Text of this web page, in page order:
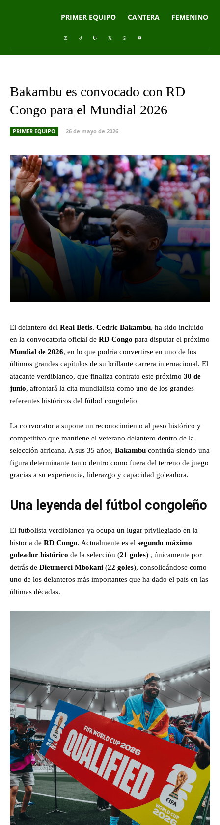
PRIMER EQUIPO CANTERA FEMENINO
Bakambu es convocado con RD
Congo para el Mundial 2026
PRIMER EQUIPO 26 de mayo de 2026
El delantero del Real Betis, Cedric Bakambu, ha sido incluido
en la convocatoria oficial de RD Congo para disputar el próximo
Mundial de 2026, en lo que podría convertirse en uno de los
últimos grandes capítulos de su brillante carrera internacional. El
atacante verdiblanco, que finaliza contrato este próximo 30 de
junio, afrontará la cita mundialista como uno de los grandes
referentes históricos del fútbol congoleño.
La convocatoria supone un reconocimiento al peso histórico y
competitivo que mantiene el veterano delantero dentro de la
selección africana. A sus 35 años, Bakambu continúa siendo una
figura determinante tanto dentro como fuera del terreno de juego
gracias a su experiencia, liderazgo y capacidad goleadora.
Una leyenda del fútbol congoleño
El futbolista verdiblanco ya ocupa un lugar privilegiado en la
historia de RD Congo. Actualmente es el segundo máximo
goleador histórico de la selección (21 goles) , únicamente por
detrás de Dieumerci Mbokani (22 goles), consolidándose como
uno de los delanteros más importantes que ha dado el país en las
últimas décadas.